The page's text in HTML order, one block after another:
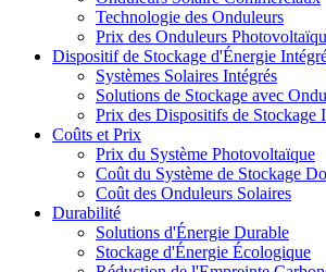
Technologie des Onduleurs
Prix des Onduleurs
Dispositif de Stockage d'Énergie
Systèmes Solaires Intégrés
Solutions de Stockage avec
Prix des Dispositifs de Stockage
Coûts et Prix
Prix du Système Photovoltaïque
Coût du Système de Stockage
Coût des Onduleurs Solaires
Durabilité
Solutions d'Énergie Durable
Stockage d'Énergie Écologique